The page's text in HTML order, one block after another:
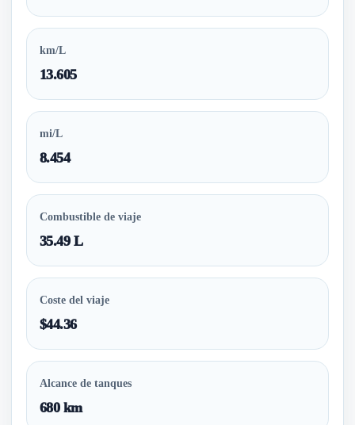
km/L
13.605
mi/L
8.454
Combustible de viaje
35.49 L
Coste del viaje
$44.36
Alcance de tanques
680 km